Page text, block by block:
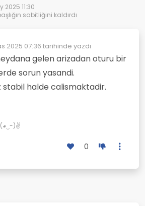
2025 11:30
sabitliğini kaldırdı
2025 07:36 tarihinde yazdı
gelen arizadan oturu bir
sorun yasandi.
stabil halde calismaktadir.
)✌
0